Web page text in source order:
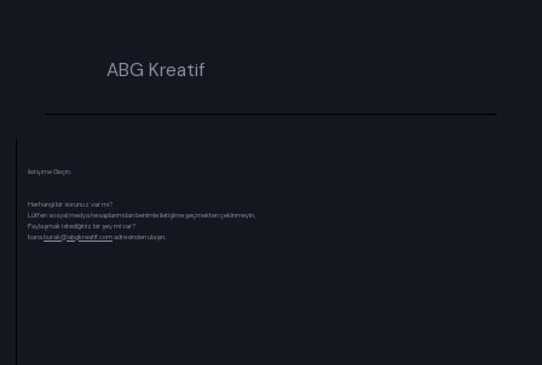
ABG Kreatif
Herhangi bir sorunuz var mı?
Lütfen sosyal medya hesaplarımdan benimle iletişime geçmekten çekinmeyin,
Paylaşmak istediğiniz bir şey mi var?
banaburak@abgkreatif.comadresinden ulaşın.
İletişime Geçin.